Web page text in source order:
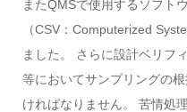
またQMSで使用するソフト
（CSV：Computerized
ました。 さらに設計ベリフ
等においてサンプリングの
ければなりません。 苦情処